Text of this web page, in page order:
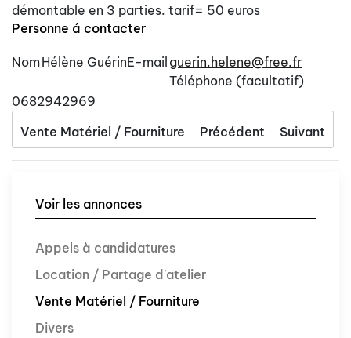
démontable en 3 parties. tarif= 50 euros
Personne á contacter
NomHélène GuérinE-mail guerin.helene@free.fr
Téléphone (facultatif)
0682942969
Vente Matériel / Fourniture
Précédent Suivant
Voir les annonces
Appels à candidatures
Location / Partage d'atelier
Vente Matériel / Fourniture
Divers